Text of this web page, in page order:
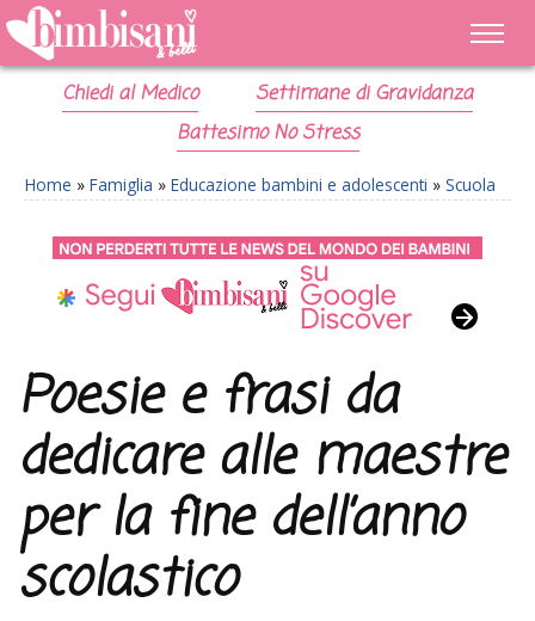
Chiedi al Medico
Settimane di Gravidanza
Battesimo No Stress
Home » Famiglia » Educazione bambini e adolescenti » Scuola
Poesie e frasi da
dedicare alle maestre
per la fine dell’anno
scolastico